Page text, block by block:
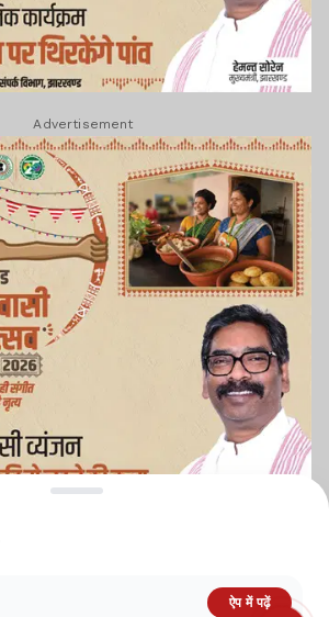
Advertisement
ऐप में पढ़ें